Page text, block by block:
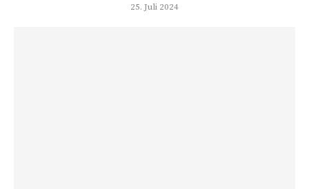
25. Juli 2024